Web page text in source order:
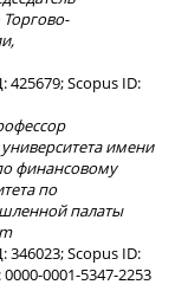
425679; Scopus ID:
имени
финансовому
по
палаты
346023; Scopus ID:
0000-0001-5347-2253